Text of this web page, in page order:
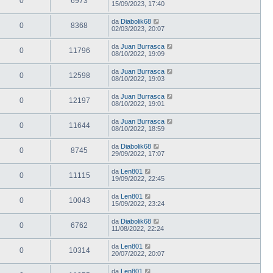
15/09/2023, 17:40
0 8368 da Diabolik68
02/03/2023, 20:07
0 11796 da Juan Burrasca
08/10/2022, 19:09
0 12598 da Juan Burrasca
08/10/2022, 19:03
0 12197 da Juan Burrasca
08/10/2022, 19:01
0 11644 da Juan Burrasca
08/10/2022, 18:59
0 8745 da Diabolik68
29/09/2022, 17:07
0 11115 da Len801
19/09/2022, 22:45
0 10043 da Len801
15/09/2022, 23:24
0 6762 da Diabolik68
11/08/2022, 22:24
0 10314 da Len801
20/07/2022, 20:07
da Len801